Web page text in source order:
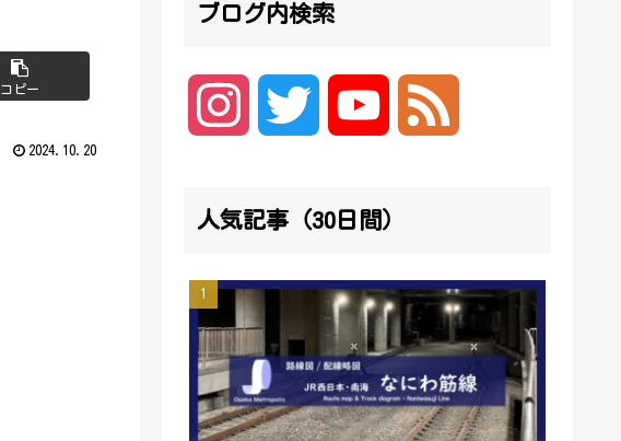
コピー
2024.10.20
ブログ内検索
s
t
a
g
i
t
e
u
T
u
b
d
人気記事（30日間）